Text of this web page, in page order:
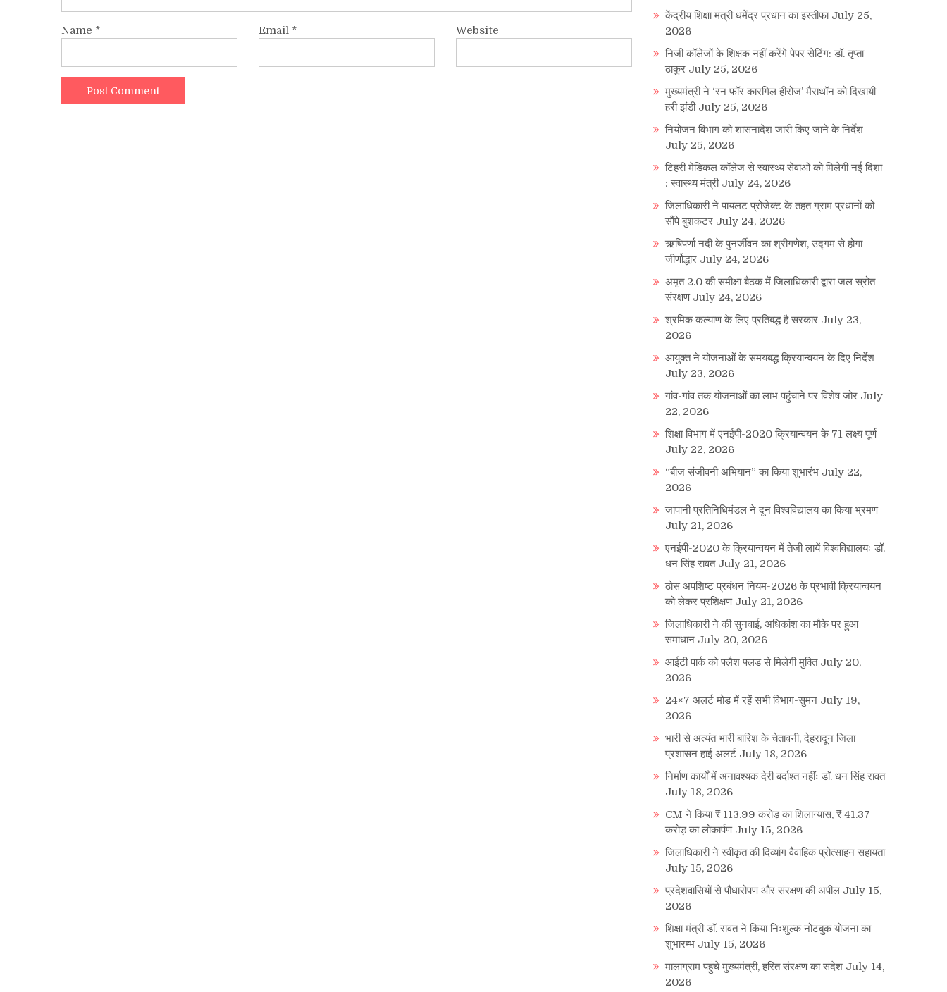
Name * Email * Website
केंद्रीय शिक्षा मंत्री धमेंद्र प्रधान का इस्तीफा July 25,
2026
निजी कॉलेजों के शिक्षक नहीं करेंगे पेपर सेटिंग: डॉ. तृप्ता
ठाकुर July 25, 2026
मुख्यमंत्री ने ‘रन फॉर कारगिल हीरोज’ मैराथॉन को दिखायी
हरी झंडी July 25, 2026
नियोजन विभाग को शासनादेश जारी किए जाने के निर्देश
July 25, 2026
टिहरी मेडिकल कॉलेज से स्वास्थ्य सेवाओं को मिलेगी नई दिशा
: स्वास्थ्य मंत्री July 24, 2026
जिलाधिकारी ने पायलट प्रोजेक्ट के तहत ग्राम प्रधानों को
सौंपे बुशकटर July 24, 2026
ऋषिपर्णा नदी के पुनर्जीवन का श्रीगणेश, उद्गम से होगा
जीर्णोद्धार July 24, 2026
अमृत 2.0 की समीक्षा बैठक में जिलाधिकारी द्वारा जल स्रोत
संरक्षण July 24, 2026
श्रमिक कल्याण के लिए प्रतिबद्ध है सरकार July 23,
2026
आयुक्त ने योजनाओं के समयबद्ध क्रियान्वयन के दिए निर्देश
July 23, 2026
गांव-गांव तक योजनाओं का लाभ पहुंचाने पर विशेष जोर July
22, 2026
शिक्षा विभाग में एनईपी-2020 क्रियान्वयन के 71 लक्ष्य पूर्ण
July 22, 2026
“बीज संजीवनी अभियान” का किया शुभारंभ July 22,
2026
जापानी प्रतिनिधिमंडल ने दून विश्वविद्यालय का किया भ्रमण
July 21, 2026
एनईपी-2020 के क्रियान्वयन में तेजी लायें विश्वविद्यालयः डॉ.
धन सिंह रावत July 21, 2026
ठोस अपशिष्ट प्रबंधन नियम-2026 के प्रभावी क्रियान्वयन
को लेकर प्रशिक्षण July 21, 2026
जिलाधिकारी ने की सुनवाई, अधिकांश का मौके पर हुआ
समाधान July 20, 2026
आईटी पार्क को फ्लैश फ्लड से मिलेगी मुक्ति July 20,
2026
24×7 अलर्ट मोड में रहें सभी विभाग-सुमन July 19,
2026
भारी से अत्यंत भारी बारिश के चेतावनी, देहरादून जिला
प्रशासन हाई अलर्ट July 18, 2026
निर्माण कार्यों में अनावश्यक देरी बर्दाश्त नहींः डाॅ. धन सिंह रावत
July 18, 2026
CM ने किया ₹ 113.99 करोड़ का शिलान्यास, ₹ 41.37
करोड़ का लोकार्पण July 15, 2026
जिलाधिकारी ने स्वीकृत की दिव्यांग वैवाहिक प्रोत्साहन सहायता
July 15, 2026
प्रदेशवासियों से पौधारोपण और संरक्षण की अपील July 15,
2026
शिक्षा मंत्री डाॅ. रावत ने किया निःशुल्क नोटबुक योजना का
शुभारम्भ July 15, 2026
मालाग्राम पहुंचे मुख्यमंत्री, हरित संरक्षण का संदेश July 14,
2026